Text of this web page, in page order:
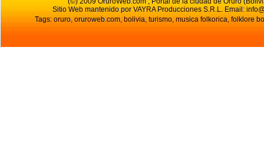
Sitio Web mantenido por VAYRA Producciones S.R.L. Email:
Tags: oruro, oruroweb.com, bolivia, turismo, musica folkorica, folklore